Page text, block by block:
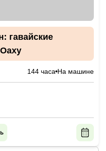
гавайские
144 часа На машине